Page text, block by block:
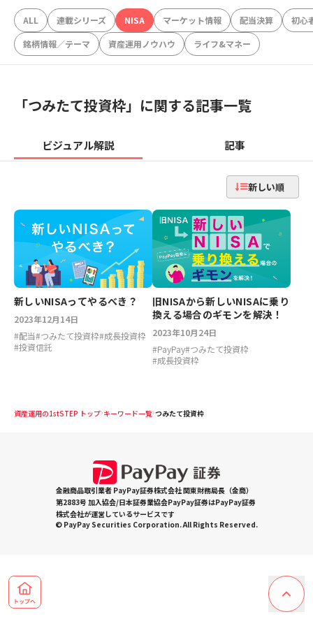
ALL 連載シリーズ NISA マーケット情報 配当決算
初心
銘柄情報／テーマ
資産運用ノウハウ ライフ&マネー
「つみたて投資枠」に関する記事一覧
ビジュアル解説 記事
新しい順
新しいNISAってやるべき？
2023年12月14日
#配当#つみたて投資枠#成長投資枠
#投資信託
旧NISAから新しいNISAに乗り
換える場合のギモンを解決！
2023年10月24日
#PayPay#つみたて投資枠
#成長投資枠
資産運用の1stSTEP トップ キーワード一覧 つみたて投資枠
金融商品取引業者 PayPay証券株式会社 関東財務局長（金商）
第2883号 加入協会/日本証券業協会PayPay証券はPayPay証券
株式会社が運営しているサービスです
© PayPay Securities Corporation. All Rights Reserved.